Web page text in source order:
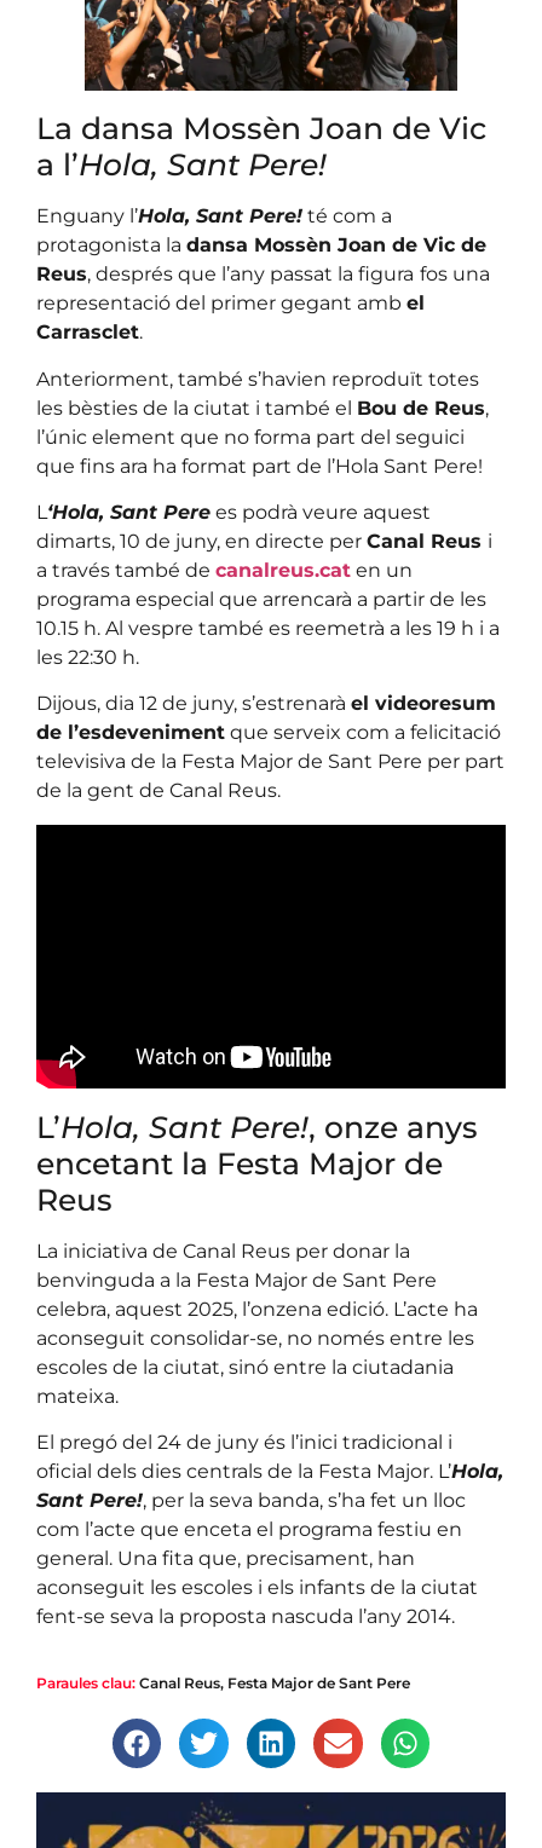
La dansa Mossèn Joan de Vic
a l’Hola, Sant Pere!
Enguany l’Hola, Sant Pere! té com a
protagonista la dansa Mossèn Joan de Vic de
Reus, després que l’any passat la figura fos una
representació del primer gegant amb el
Carrasclet.
Anteriorment, també s’havien reproduït totes
les bèsties de la ciutat i també el Bou de Reus,
l’únic element que no forma part del seguici
que fins ara ha format part de l’Hola Sant Pere!
L‘Hola, Sant Pere es podrà veure aquest
dimarts, 10 de juny, en directe per Canal Reus i
a través també de canalreus.cat en un
programa especial que arrencarà a partir de les
10.15 h. Al vespre també es reemetrà a les 19 h i a
les 22:30 h.
Dijous, dia 12 de juny, s’estrenarà el videoresum
de l’esdeveniment que serveix com a felicitació
televisiva de la Festa Major de Sant Pere per part
de la gent de Canal Reus.
L’Hola, Sant Pere!, onze anys
encetant la Festa Major de
Reus
La iniciativa de Canal Reus per donar la
benvinguda a la Festa Major de Sant Pere
celebra, aquest 2025, l’onzena edició. L’acte ha
aconseguit consolidar-se, no només entre les
escoles de la ciutat, sinó entre la ciutadania
mateixa.
El pregó del 24 de juny és l’inici tradicional i
oficial dels dies centrals de la Festa Major. L’Hola,
Sant Pere!, per la seva banda, s’ha fet un lloc
com l’acte que enceta el programa festiu en
general. Una fita que, precisament, han
aconseguit les escoles i els infants de la ciutat
fent-se seva la proposta nascuda l’any 2014.
Paraules clau: Canal Reus, Festa Major de Sant Pere